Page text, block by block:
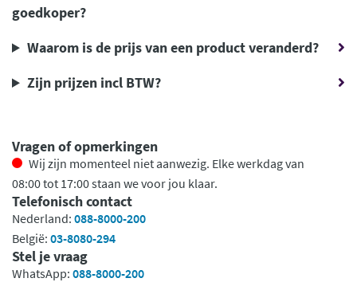
goedkoper?
Waarom is de prijs van een product veranderd?
Zijn prijzen incl BTW?
Vragen of opmerkingen
Wij zijn momenteel niet aanwezig. Elke werkdag van
08:00 tot 17:00 staan we voor jou klaar.
Telefonisch contact
Nederland: 088-8000-200
België: 03-8080-294
Stel je vraag
WhatsApp: 088-8000-200